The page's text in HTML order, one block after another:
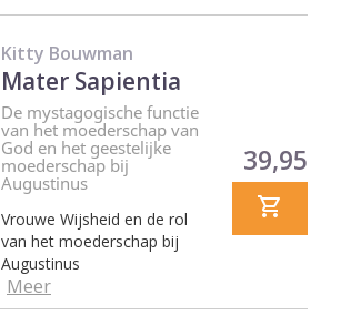
Kitty Bouwman
Mater Sapientia
De mystagogische functie
van het moederschap van
God en het geestelijke
moederschap bij
Augustinus
Vrouwe Wijsheid en de rol
van het moederschap bij
Augustinus
Meer
Prijs
39,95